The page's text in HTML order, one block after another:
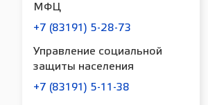
МФЦ
+7 (83191) 5-28-73
Управление социальной
защиты населения
+7 (83191) 5-11-38